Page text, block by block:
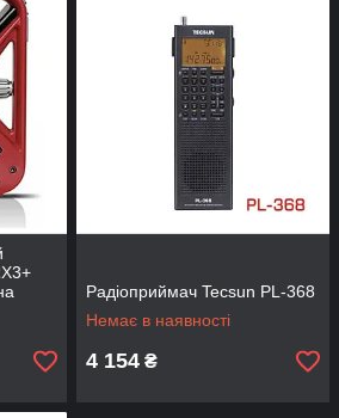
Радіоприймач Tecsun PL-368
Немає в наявності
4 154 ₴